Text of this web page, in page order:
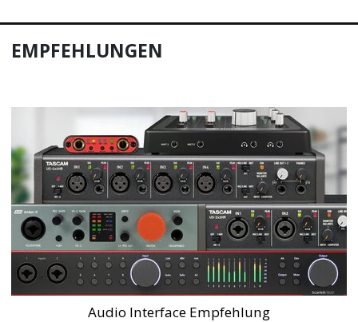
EMPFEHLUNGEN
Audio Interface Empfehlung